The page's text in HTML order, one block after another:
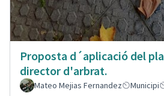
Proposta d´aplicació del pla
director d'arbrat.
Mateo Mejias Fernandez Municipi